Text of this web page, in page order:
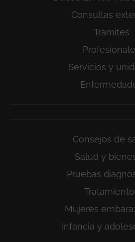
Consultas
Trámites
Servicios y
Consejos de
Salud y
Pruebas
Mujeres
Infancia y